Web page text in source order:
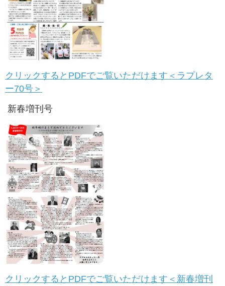
クリックするとPDFでご覧いただけます＜ラプレタ
ー70号＞
新春増刊号
クリックするとPDFでご覧いただけます＜新春増刊